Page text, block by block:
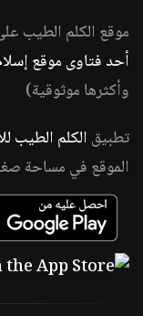
موقع الكلم الطيب
أحد فتاوى موقع
وأكثرها موثوقية)
تطبيق الكلم الطيب
الموقع في مساحة